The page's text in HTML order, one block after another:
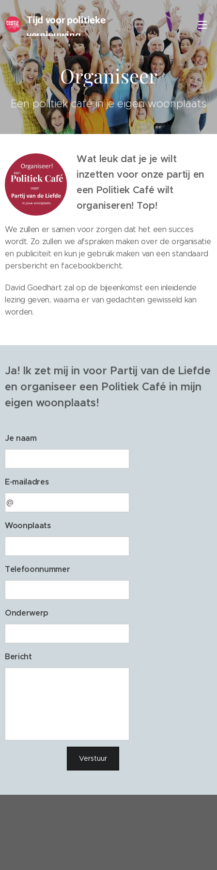
Tijd voor politieke
vernieuwing
Organiseer
Een politiek café in je eigen woonplaats
Wat leuk dat je je wilt
inzetten voor onze partij en
een Politiek Café wilt
organiseren! Top!
We zullen er samen voor zorgen dat het een succes
wordt. Zo zullen we afspraken maken over de organisatie
en publiciteit en kun je gebruik maken van een standaard
persbericht en facebookbericht.
David Goedhart zal op de bijeenkomst een inleidende
lezing geven, waarna er van gedachten gewisseld kan
worden.
Ja! Ik zet mij in voor Partij van de Liefde
en organiseer een Politiek Café in mijn
eigen woonplaats!
Je naam
E-mailadres
Woonplaats
Telefoonnummer
Onderwerp
Bericht
Verstuur